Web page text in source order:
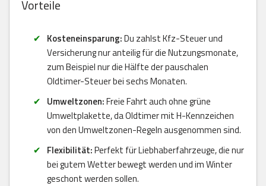
Vorteile
Kosteneinsparung:Du zahlst Kfz-Steuer und
Versicherung nur anteilig für die Nutzungsmonate,
zum Beispiel nur die Hälfte der pauschalen
Oldtimer-Steuer bei sechs Monaten.
Umweltzonen:Freie Fahrt auch ohne grüne
Umweltplakette, da Oldtimer mit H-Kennzeichen
von den Umweltzonen-Regeln ausgenommen sind.
Flexibilität:Perfekt für Liebhaberfahrzeuge, die nur
bei gutem Wetter bewegt werden und im Winter
geschont werden sollen.